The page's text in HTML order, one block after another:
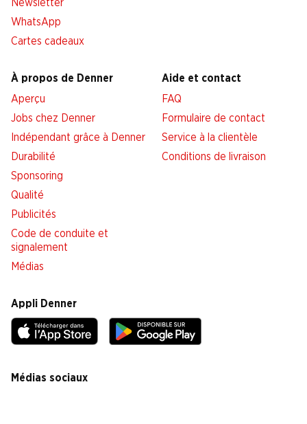
Newsletter
WhatsApp
Cartes cadeaux
À propos de Denner
Aperçu
Jobs chez Denner
Indépendant grâce à Denner
Durabilité
Sponsoring
Qualité
Publicités
Code de conduite et
signalement
Médias
Aide et contact
FAQ
Formulaire de contact
Service à la clientèle
Conditions de livraison
Appli Denner
Médias sociaux